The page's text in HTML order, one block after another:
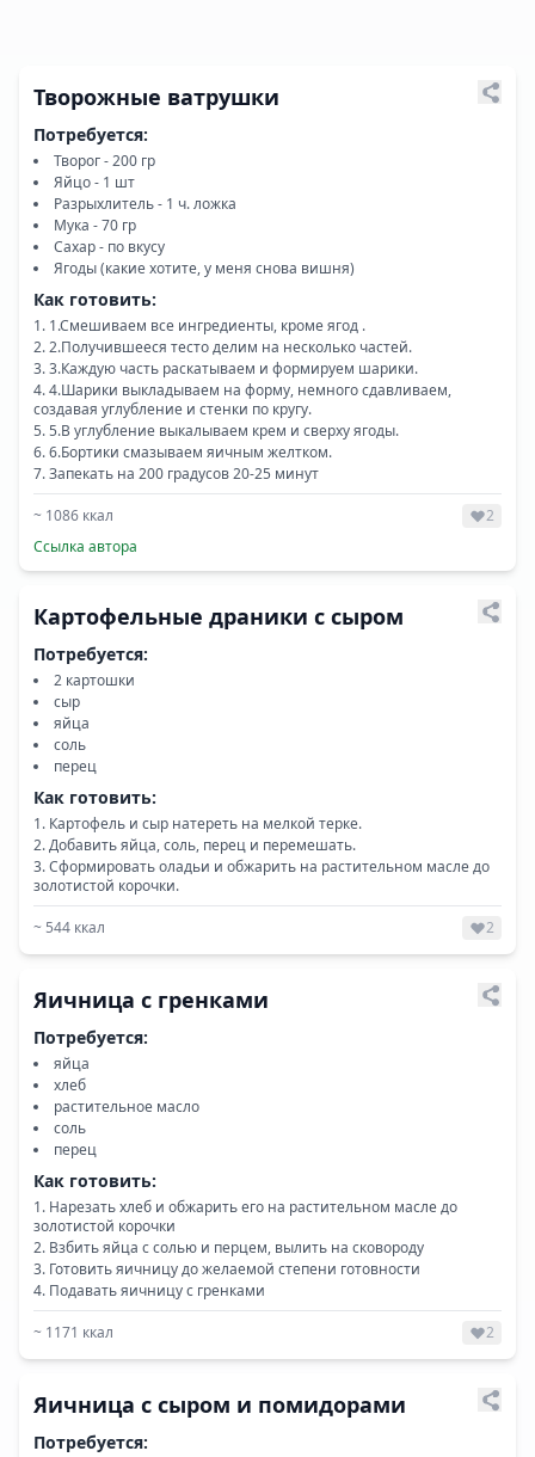
Творожные ватрушки
Потребуется:
Творог - 200 гр
Яйцо - 1 шт
Разрыхлитель - 1 ч. ложка
Мука - 70 гр
Сахар - по вкусу
Ягоды (какие хотите, у меня снова вишня)
Как готовить:
1.Смешиваем все ингредиенты, кроме ягод .
2.Получившееся тесто делим на несколько частей.
3.Каждую часть раскатываем и формируем шарики.
4.Шарики выкладываем на форму, немного сдавливаем,
создавая углубление и стенки по кругу.
5.В углубление выкалываем крем и сверху ягоды.
6.Бортики смазываем яичным желтком.
Запекать на 200 градусов 20-25 минут
~ 1086 ккал
2
Ссылка автора
Картофельные драники с сыром
Потребуется:
2 картошки
сыр
яйца
соль
перец
Как готовить:
Картофель и сыр натереть на мелкой терке.
Добавить яйца, соль, перец и перемешать.
Сформировать оладьи и обжарить на растительном масле до
золотистой корочки.
~ 544 ккал 2
Яичница с гренками
Потребуется:
яйца
хлеб
растительное масло
соль
перец
Как готовить:
Нарезать хлеб и обжарить его на растительном масле до
золотистой корочки
Взбить яйца с солью и перцем, вылить на сковороду
Готовить яичницу до желаемой степени готовности
Подавать яичницу с гренками
~ 1171 ккал 2
Яичница с сыром и помидорами
Потребуется: